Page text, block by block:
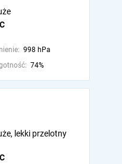
998 hPa
74%
lekki przelotny